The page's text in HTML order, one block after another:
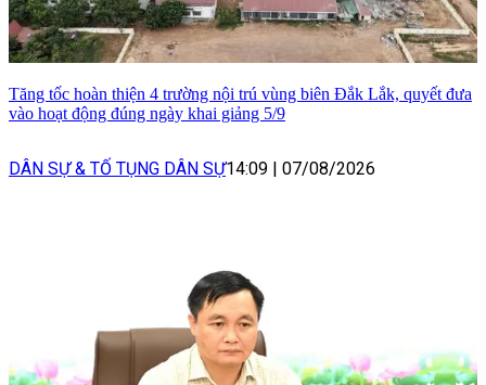
Tăng tốc hoàn thiện 4 trường nội trú vùng biên Đắk Lắk, quyết đưa
vào hoạt động đúng ngày khai giảng 5/9
DÂN SỰ & TỐ TỤNG DÂN SỰ14:09 | 07/08/2026